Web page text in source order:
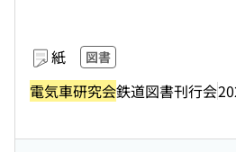
紙 図書
電気車研究会鉄道図書刊行会